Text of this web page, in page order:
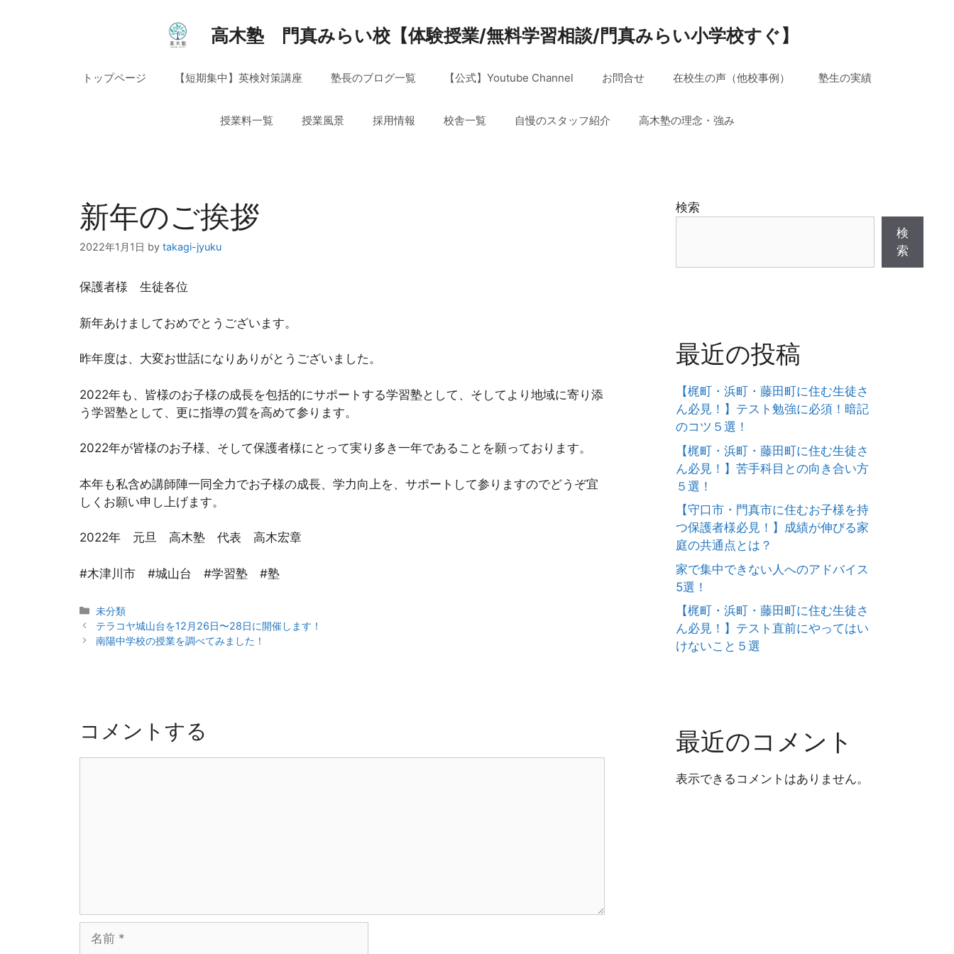
高木塾 門真みらい校【体験授業/無料学習相談/門真みらい小学校すぐ】
トップページ 【短期集中】英検対策講座 塾長のブログ一覧 【公式】Youtube Channel お問合せ 在校生の声（他校事例） 塾生の実績
授業料一覧 授業風景 採用情報 校舎一覧 自慢のスタッフ紹介 高木塾の理念・強み
新年のご挨拶
2022年1月1日 by takagi-jyuku
保護者様 生徒各位
新年あけましておめでとうございます。
昨年度は、大変お世話になりありがとうございました。
2022年も、皆様のお子様の成長を包括的にサポートする学習塾として、そしてより地域に寄り添
う学習塾として、更に指導の質を高めて参ります。
2022年が皆様のお子様、そして保護者様にとって実り多き一年であることを願っております。
本年も私含め講師陣一同全力でお子様の成長、学力向上を、サポートして参りますのでどうぞ宜
しくお願い申し上げます。
2022年 元旦 高木塾 代表 高木宏章
#木津川市 #城山台 #学習塾 #塾
カ
テ
ゴ
未分類
投
稿
ョ
テラコヤ城山台を12月26日〜28日に開催します！
南陽中学校の授業を調べてみました！
コメントする
検索
検
索
最近の投稿
【梶町・浜町・藤田町に住む生徒さ
ん必見！】テスト勉強に必須！暗記
のコツ５選！
【梶町・浜町・藤田町に住む生徒さ
ん必見！】苦手科目との向き合い方
５選！
【守口市・門真市に住むお子様を持
つ保護者様必見！】成績が伸びる家
庭の共通点とは？
家で集中できない人へのアドバイス
5選！
【梶町・浜町・藤田町に住む生徒さ
ん必見！】テスト直前にやってはい
けないこと５選
最近のコメント
表示できるコメントはありません。